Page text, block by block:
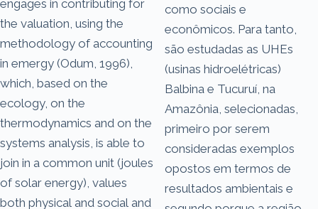
engages in contributing for
the valuation, using the
methodology of accounting
in emergy (Odum, 1996),
which, based on the
ecology, on the
thermodynamics and on the
systems analysis, is able to
join in a common unit (joules
of solar energy), values
both physical and social and
como sociais e
econômicos. Para tanto,
são estudadas as UHEs
(usinas hidroelétricas)
Balbina e Tucuruí, na
Amazônia, selecionadas,
primeiro por serem
consideradas exemplos
opostos em termos de
resultados ambientais e